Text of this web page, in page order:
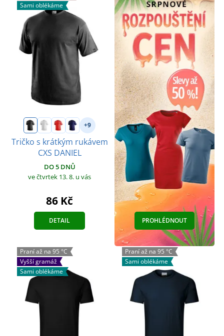
Sami oblékáme
+9
Tričko s krátkým rukávem
CXS DANIEL
DO 5 DNŮ
ve čtvrtek 13. 8. u vás
86 Kč
DETAIL PROHLÉDNOUT
Praní až na 95 °C
Vyšší gramáž
Sami oblékáme
Praní až na 95 °C
Sami oblékáme